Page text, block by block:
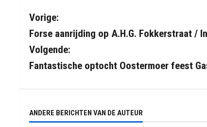
B
e
r
h
Vorige:
Forse aanrijding op A.H.G. Fokkerstraat /
Volgende:
Fantastische optocht Oostermoer feest
ANDERE BERICHTEN VAN DE AUTEUR